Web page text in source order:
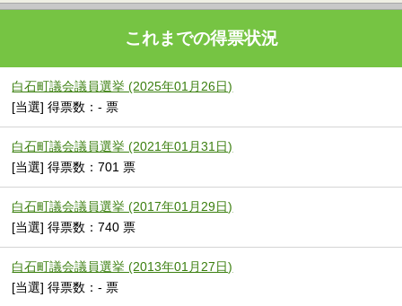
これまでの得票状況
白石町議会議員選挙 (2025年01月26日)
[当選] 得票数：- 票
白石町議会議員選挙 (2021年01月31日)
[当選] 得票数：701 票
白石町議会議員選挙 (2017年01月29日)
[当選] 得票数：740 票
白石町議会議員選挙 (2013年01月27日)
[当選] 得票数：- 票